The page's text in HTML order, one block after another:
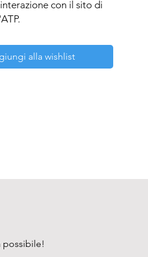
con il sito di
alla wishlist
possibile!